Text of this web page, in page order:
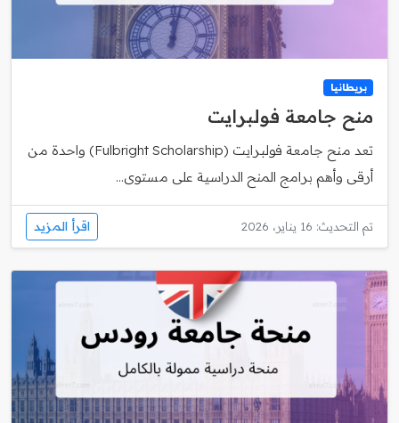
بريطانيا
منح جامعة فولبرايت
تعد منح جامعة فولبرايت (Fulbright Scholarship) واحدة من
أرقى وأهم برامج المنح الدراسية على مستوى...
تم التحديث: 16 يناير، 2026 اقرأ المزيد